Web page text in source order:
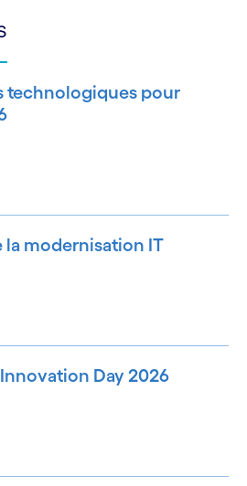
technologiques pour
la modernisation IT
Day 2026